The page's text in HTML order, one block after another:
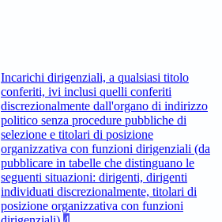
Incarichi dirigenziali, a qualsiasi titolo
conferiti, ivi inclusi quelli conferiti
discrezionalmente dall'organo di indirizzo
politico senza procedure pubbliche di
selezione e titolari di posizione
organizzativa con funzioni dirigenziali (da
pubblicare in tabelle che distinguano le
seguenti situazioni: dirigenti, dirigenti
individuati discrezionalmente, titolari di
posizione organizzativa con funzioni